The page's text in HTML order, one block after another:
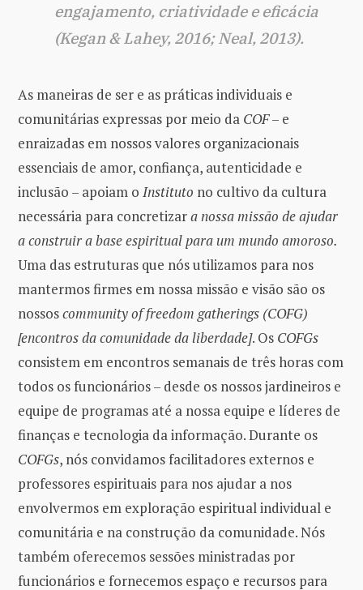
engajamento, criatividade e eficácia
(Kegan & Lahey, 2016; Neal, 2013).
As maneiras de ser e as práticas individuais e
comunitárias expressas por meio da COF– e
enraizadas em nossos valores organizacionais
essenciais de amor, confiança, autenticidade e
inclusão – apoiam o Instituto no cultivo da cultura
necessária para concretizara nossa missão de ajudar
a construir a base espiritual para um mundo amoroso.
Uma das estruturas que nós utilizamos para nos
mantermos firmes em nossa missão e visão são os
nossoscommunity of freedom gatherings (COFG)
[encontros da comunidade da liberdade]. Os COFGs
consistem em encontros semanais de três horas com
todos os funcionários – desde os nossos jardineiros e
equipe de programas até a nossa equipe e líderes de
finanças e tecnologia da informação. Durante os
COFGs, nós convidamos facilitadores externos e
professores espirituais para nos ajudar a nos
envolvermos em exploração espiritual individual e
comunitária e na construção da comunidade. Nós
também oferecemos sessões ministradas por
funcionários e fornecemos espaço e recursos para